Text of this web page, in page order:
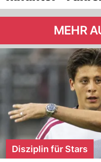
MEHR
Disziplin für Stars